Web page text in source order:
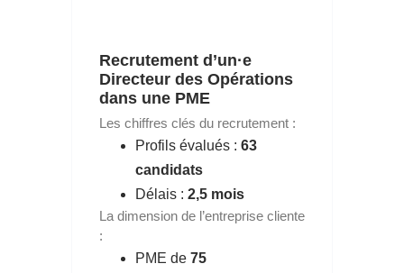
Recrutement d’un·e
Directeur des Opérations
dans une PME
Les chiffres clés du recrutement :
Profils évalués : 63
candidats
Délais : 2,5 mois
La dimension de l’entreprise cliente
:
PME de 75